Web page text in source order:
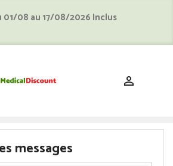
01/08 au 17/08/2026 Inclus

messages